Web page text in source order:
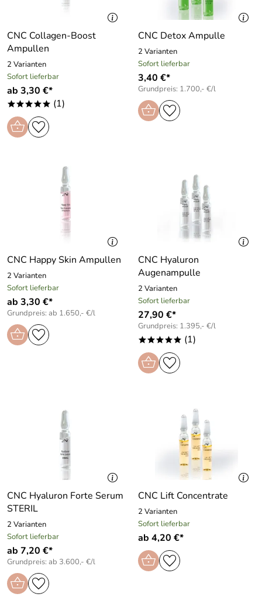
CNC Collagen-Boost
Ampullen
2 Varianten
Sofort lieferbar
ab 3,30 €*
***** (1)
CNC Detox Ampulle
2 Varianten
Sofort lieferbar
3,40 €*
Grundpreis: 1.700,- €/l
CNC Happy Skin Ampullen
2 Varianten
Sofort lieferbar
ab 3,30 €*
Grundpreis: ab 1.650,- €/l
CNC Hyaluron
Augenampulle
2 Varianten
Sofort lieferbar
27,90 €*
Grundpreis: 1.395,- €/l
***** (1)
CNC Hyaluron Forte Serum
STERIL
2 Varianten
Sofort lieferbar
ab 7,20 €*
Grundpreis: ab 3.600,- €/l
CNC Lift Concentrate
2 Varianten
Sofort lieferbar
ab 4,20 €*